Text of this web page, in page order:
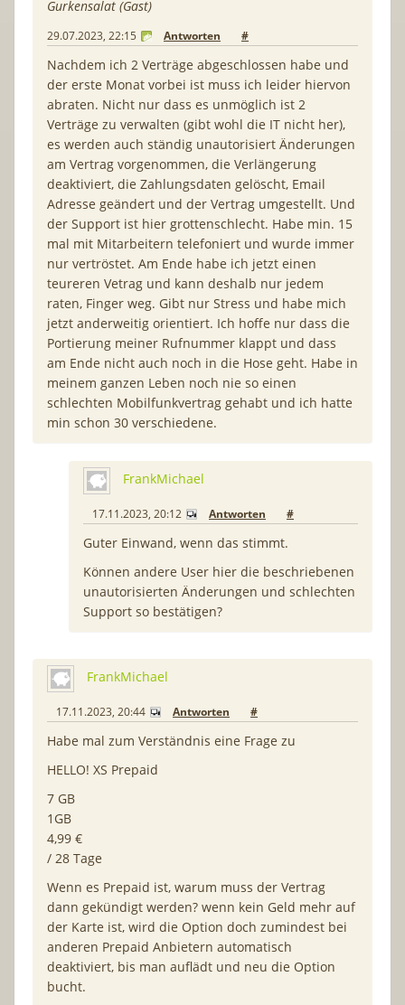
Gurkensalat (Gast)
29.07.2023, 22:15 Antworten #
Nachdem ich 2 Verträge abgeschlossen habe und
der erste Monat vorbei ist muss ich leider hiervon
abraten. Nicht nur dass es unmöglich ist 2
Verträge zu verwalten (gibt wohl die IT nicht her),
es werden auch ständig unautorisiert Änderungen
am Vertrag vorgenommen, die Verlängerung
deaktiviert, die Zahlungsdaten gelöscht, Email
Adresse geändert und der Vertrag umgestellt. Und
der Support ist hier grottenschlecht. Habe min. 15
mal mit Mitarbeitern telefoniert und wurde immer
nur vertröstet. Am Ende habe ich jetzt einen
teureren Vetrag und kann deshalb nur jedem
raten, Finger weg. Gibt nur Stress und habe mich
jetzt anderweitig orientiert. Ich hoffe nur dass die
Portierung meiner Rufnummer klappt und dass
am Ende nicht auch noch in die Hose geht. Habe in
meinem ganzen Leben noch nie so einen
schlechten Mobilfunkvertrag gehabt und ich hatte
min schon 30 verschiedene.
FrankMichael
17.11.2023, 20:12 Antworten #
Guter Einwand, wenn das stimmt.
Können andere User hier die beschriebenen
unautorisierten Änderungen und schlechten
Support so bestätigen?
FrankMichael
17.11.2023, 20:44 Antworten #
Habe mal zum Verständnis eine Frage zu
HELLO! XS Prepaid
7 GB
1GB
4,99 €
/ 28 Tage
Wenn es Prepaid ist, warum muss der Vertrag
dann gekündigt werden? wenn kein Geld mehr auf
der Karte ist, wird die Option doch zumindest bei
anderen Prepaid Anbietern automatisch
deaktiviert, bis man auflädt und neu die Option
bucht.